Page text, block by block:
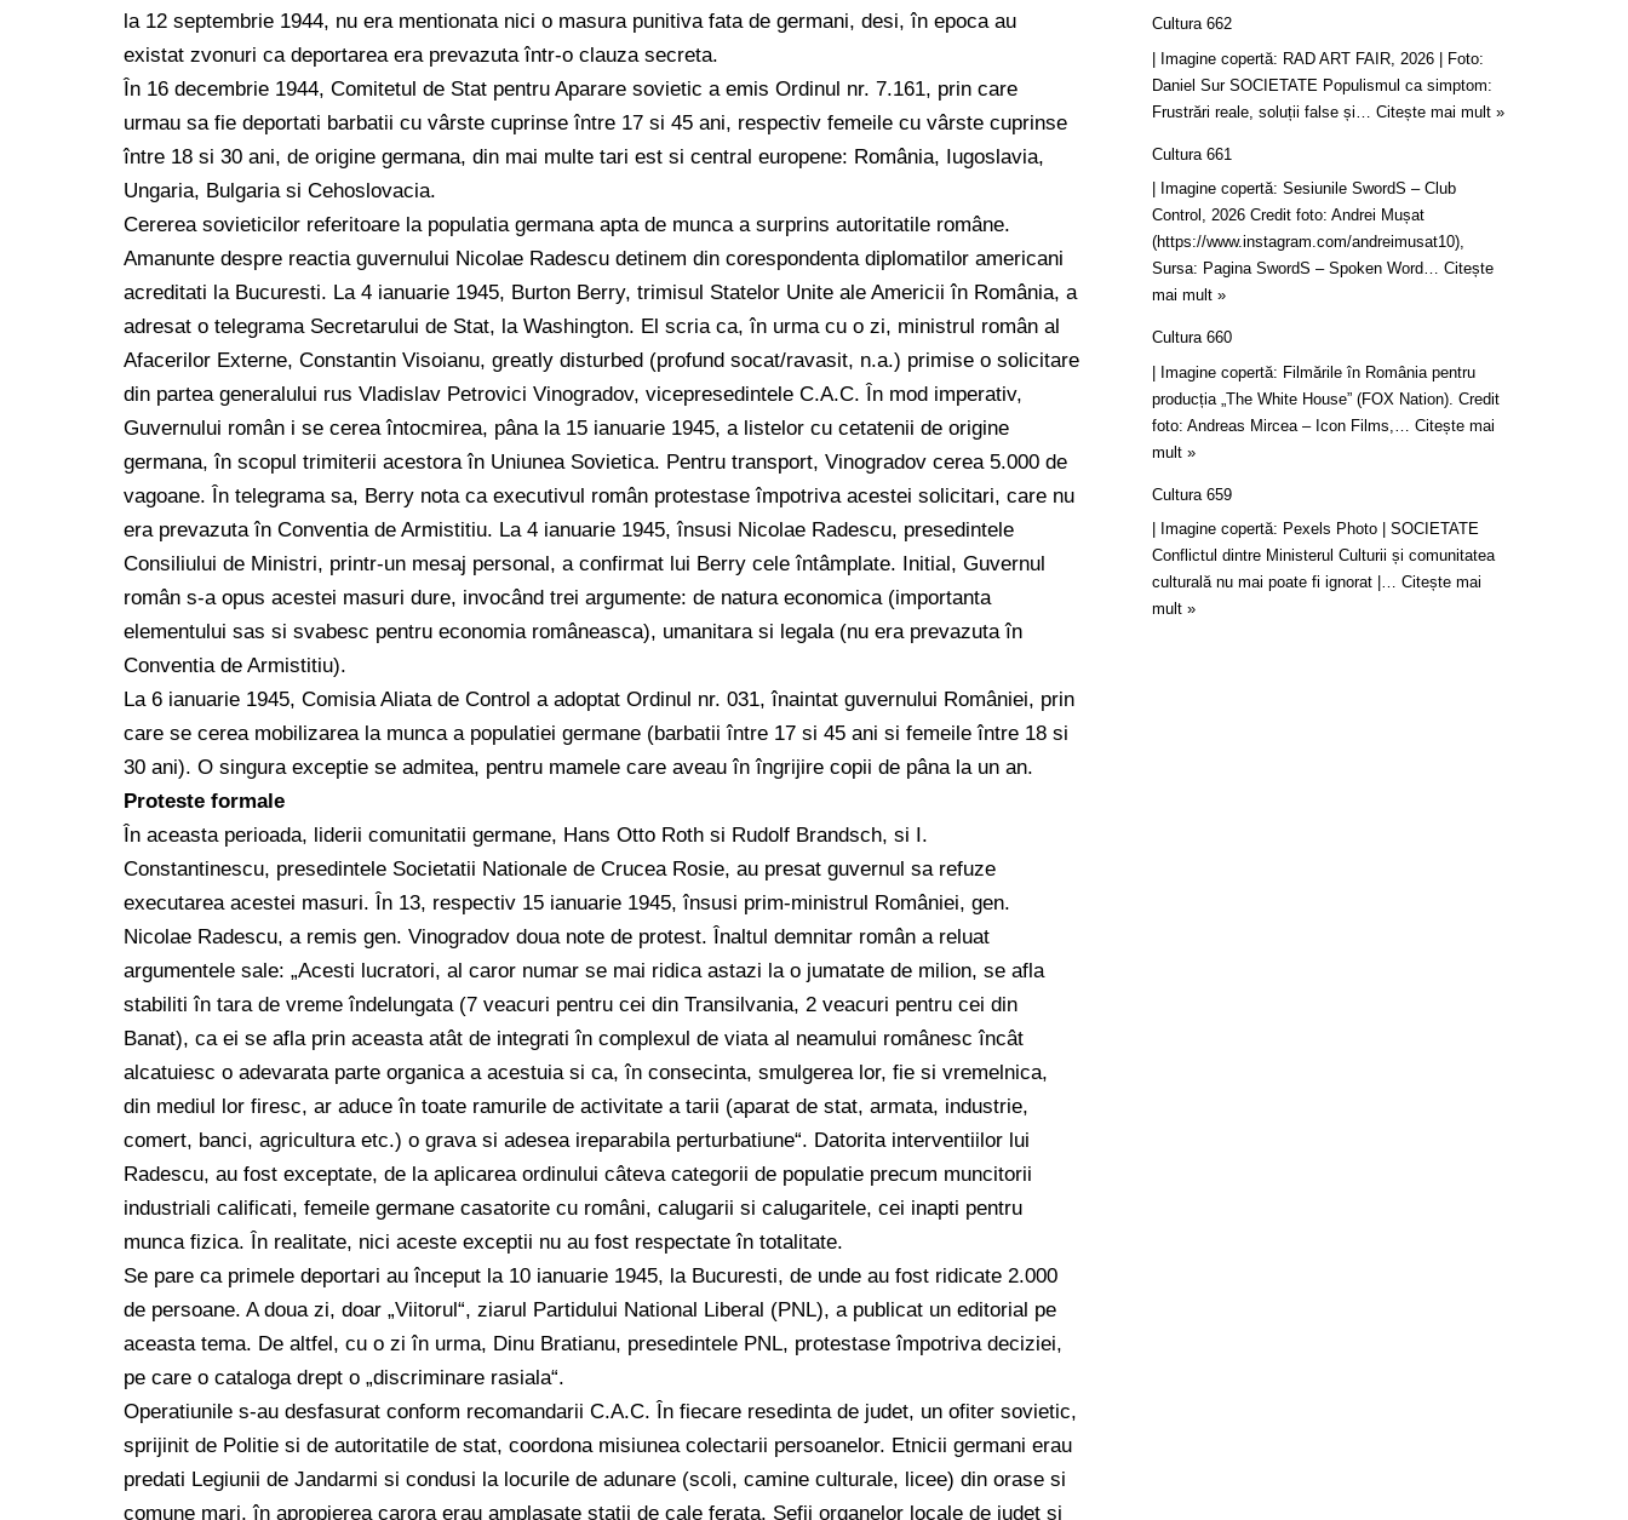
la 12 septembrie 1944, nu era mentionata nici o masura punitiva fata de germani, desi, în epoca au
existat zvonuri ca deportarea era prevazuta într-o clauza secreta.
În 16 decembrie 1944, Comitetul de Stat pentru Aparare sovietic a emis Ordinul nr. 7.161, prin care
urmau sa fie deportati barbatii cu vârste cuprinse între 17 si 45 ani, respectiv femeile cu vârste cuprinse
între 18 si 30 ani, de origine germana, din mai multe tari est si central europene: România, Iugoslavia,
Ungaria, Bulgaria si Cehoslovacia.
Cererea sovieticilor referitoare la populatia germana apta de munca a surprins autoritatile române.
Amanunte despre reactia guvernului Nicolae Radescu detinem din corespondenta diplomatilor americani
acreditati la Bucuresti. La 4 ianuarie 1945, Burton Berry, trimisul Statelor Unite ale Americii în România, a
adresat o telegrama Secretarului de Stat, la Washington. El scria ca, în urma cu o zi, ministrul român al
Afacerilor Externe, Constantin Visoianu, greatly disturbed (profund socat/ravasit, n.a.) primise o solicitare
din partea generalului rus Vladislav Petrovici Vinogradov, vicepresedintele C.A.C. În mod imperativ,
Guvernului român i se cerea întocmirea, pâna la 15 ianuarie 1945, a listelor cu cetatenii de origine
germana, în scopul trimiterii acestora în Uniunea Sovietica. Pentru transport, Vinogradov cerea 5.000 de
vagoane. În telegrama sa, Berry nota ca executivul român protestase împotriva acestei solicitari, care nu
era prevazuta în Conventia de Armistitiu. La 4 ianuarie 1945, însusi Nicolae Radescu, presedintele
Consiliului de Ministri, printr-un mesaj personal, a confirmat lui Berry cele întâmplate. Initial, Guvernul
român s-a opus acestei masuri dure, invocând trei argumente: de natura economica (importanta
elementului sas si svabesc pentru economia româneasca), umanitara si legala (nu era prevazuta în
Conventia de Armistitiu).
La 6 ianuarie 1945, Comisia Aliata de Control a adoptat Ordinul nr. 031, înaintat guvernului României, prin
care se cerea mobilizarea la munca a populatiei germane (barbatii între 17 si 45 ani si femeile între 18 si
30 ani). O singura exceptie se admitea, pentru mamele care aveau în îngrijire copii de pâna la un an.
Proteste formale
În aceasta perioada, liderii comunitatii germane, Hans Otto Roth si Rudolf Brandsch, si I.
Constantinescu, presedintele Societatii Nationale de Crucea Rosie, au presat guvernul sa refuze
executarea acestei masuri. În 13, respectiv 15 ianuarie 1945, însusi prim-ministrul României, gen.
Nicolae Radescu, a remis gen. Vinogradov doua note de protest. Înaltul demnitar român a reluat
argumentele sale: „Acesti lucratori, al caror numar se mai ridica astazi la o jumatate de milion, se afla
stabiliti în tara de vreme îndelungata (7 veacuri pentru cei din Transilvania, 2 veacuri pentru cei din
Banat), ca ei se afla prin aceasta atât de integrati în complexul de viata al neamului românesc încât
alcatuiesc o adevarata parte organica a acestuia si ca, în consecinta, smulgerea lor, fie si vremelnica,
din mediul lor firesc, ar aduce în toate ramurile de activitate a tarii (aparat de stat, armata, industrie,
comert, banci, agricultura etc.) o grava si adesea ireparabila perturbatiune“. Datorita interventiilor lui
Radescu, au fost exceptate, de la aplicarea ordinului câteva categorii de populatie precum muncitorii
industriali calificati, femeile germane casatorite cu români, calugarii si calugaritele, cei inapti pentru
munca fizica. În realitate, nici aceste exceptii nu au fost respectate în totalitate.
Se pare ca primele deportari au început la 10 ianuarie 1945, la Bucuresti, de unde au fost ridicate 2.000
de persoane. A doua zi, doar „Viitorul“, ziarul Partidului National Liberal (PNL), a publicat un editorial pe
aceasta tema. De altfel, cu o zi în urma, Dinu Bratianu, presedintele PNL, protestase împotriva deciziei,
pe care o cataloga drept o „discriminare rasiala“.
Operatiunile s-au desfasurat conform recomandarii C.A.C. În fiecare resedinta de judet, un ofiter sovietic,
sprijinit de Politie si de autoritatile de stat, coordona misiunea colectarii persoanelor. Etnicii germani erau
predati Legiunii de Jandarmi si condusi la locurile de adunare (scoli, camine culturale, licee) din orase si
comune mari, în apropierea carora erau amplasate statii de cale ferata. Sefii organelor locale de judet si
Cultura 662
| Imagine copertă: RAD ART FAIR, 2026 | Foto:
Daniel Sur SOCIETATE Populismul ca simptom:
Frustrări reale, soluții false și… Citește mai mult »
Cultura 661
| Imagine copertă: Sesiunile SwordS – Club
Control, 2026 Credit foto: Andrei Mușat
(https://www.instagram.com/andreimusat10),
Sursa: Pagina SwordS – Spoken Word… Citește
mai mult »
Cultura 660
| Imagine copertă: Filmările în România pentru
producția „The White House” (FOX Nation). Credit
foto: Andreas Mircea – Icon Films,… Citește mai
mult »
Cultura 659
| Imagine copertă: Pexels Photo | SOCIETATE
Conflictul dintre Ministerul Culturii și comunitatea
culturală nu mai poate fi ignorat |… Citește mai
mult »